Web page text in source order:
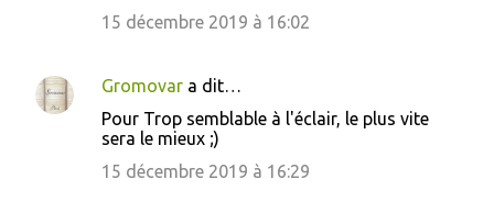
15 décembre 2019 à 16:02
Gromovar a dit…
Pour Trop semblable à l'éclair, le plus vite
sera le mieux ;)
15 décembre 2019 à 16:29